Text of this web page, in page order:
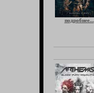
подробнее...